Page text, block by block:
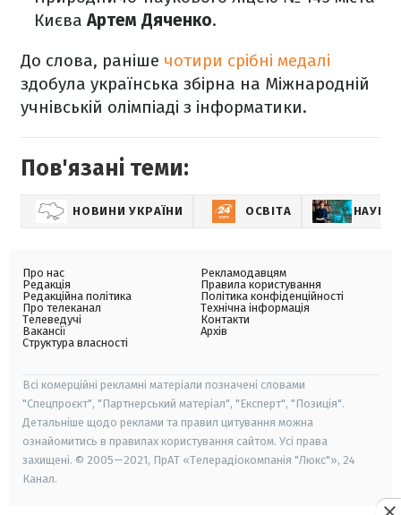
КиєваАртем Дяченко.
До слова, раніше чотири срібні медалі
здобула українська збірна на Міжнародній
учнівській олімпіаді з інформатики.
Пов'язані теми:
НОВИНИ УКРАЇНИ ОСВІТА НАУКА
Про нас
Редакція
Редакційна політика
Про телеканал
Телеведучі
Вакансії
Структура власності
Рекламодавцям
Правила користування
Політика конфіденційності
Технічна інформація
Контакти
Архів
Всі комерційні рекламні матеріали позначені словами
"Спецпроєкт", "Партнерський матеріал", "Експерт", "Позиція".
Детальніше щодо реклами та правил цитування можна
ознайомитись в правилах користування сайтом. Усі права
захищені. © 2005—2021, ПрАТ «Телерадіокомпанія "Люкс"», 24
Канал.